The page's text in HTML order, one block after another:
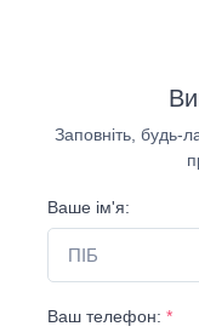
Заповніть, будь-
Ваше ім'я:
Ваш телефон: *